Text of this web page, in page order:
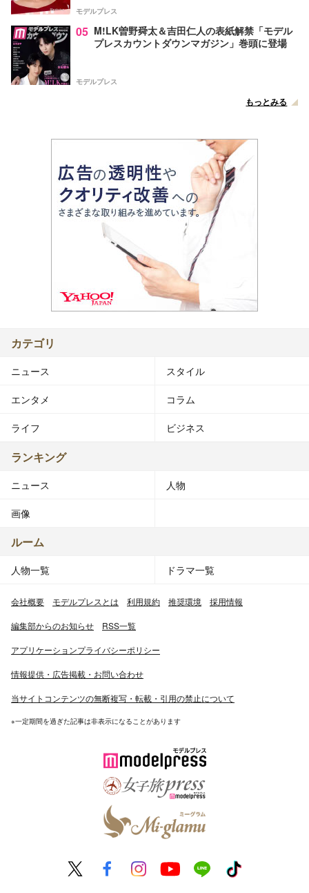
モデルプレス
05 M!LK曽野舜太＆吉田仁人の表紙解禁「モデル
プレスカウントダウンマガジン」巻頭に登場
モデルプレス
もっとみる
カテゴリ
ニュース スタイル
エンタメ コラム
ライフ ビジネス
ランキング
ニュース 人物
画像
ルーム
人物一覧 ドラマ一覧
会社概要 モデルプレスとは 利用規約 推奨環境 採用情報
編集部からのお知らせ RSS一覧
アプリケーションプライバシーポリシー
情報提供・広告掲載・お問い合わせ
当サイトコンテンツの無断複写・転載・引用の禁止について
※一定期間を過ぎた記事は非表示になることがあります